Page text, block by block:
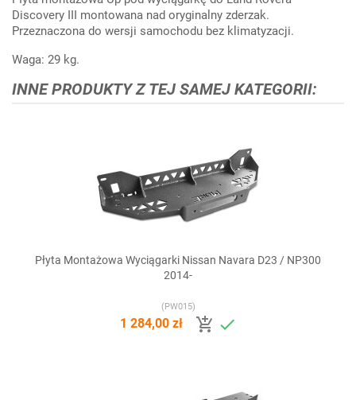
Discovery III montowana nad oryginalny zderzak.
Przeznaczona do wersji samochodu bez klimatyzacji.
Waga: 29 kg.
INNE PRODUKTY Z TEJ SAMEJ KATEGORII:
Płyta Montażowa Wyciągarki Nissan Navara D23 / NP300
2014-
(PW015)
1 284,00 zł  